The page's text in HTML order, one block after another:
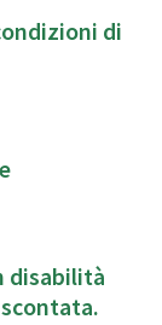
di
disabilità